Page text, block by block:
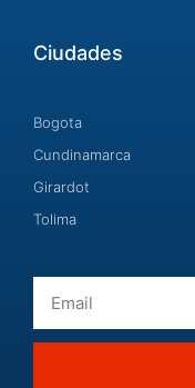
Ciudades
Bogota
Cundinamarca
Girardot
Tolima